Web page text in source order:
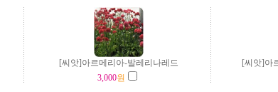
[씨앗]아르메리아-발레리나레드
[씨앗]아
3,000원